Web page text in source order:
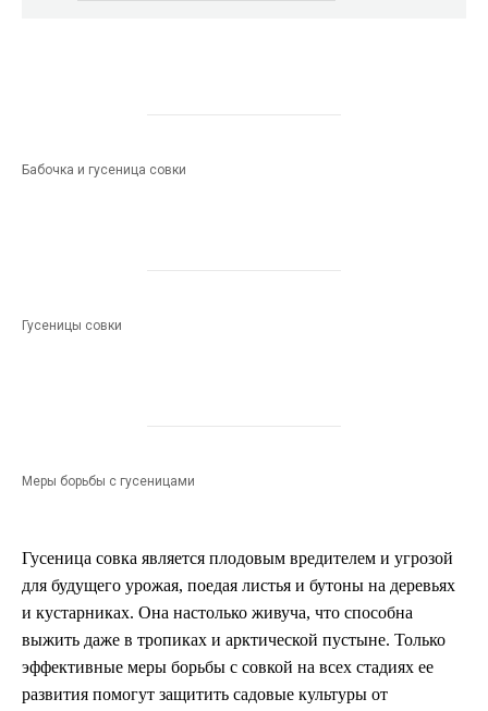
Бабочка и гусеница совки
Гусеницы совки
Меры борьбы с гусеницами
Гусеница совка является плодовым вредителем и угрозой
для будущего урожая, поедая листья и бутоны на деревьях
и кустарниках. Она настолько живуча, что способна
выжить даже в тропиках и арктической пустыне. Только
эффективные меры борьбы с совкой на всех стадиях ее
развития помогут защитить садовые культуры от